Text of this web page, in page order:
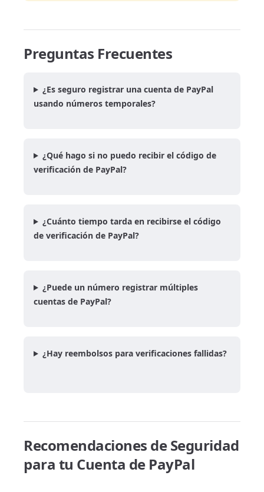
Preguntas Frecuentes
¿Es seguro registrar una cuenta de PayPal
usando números temporales?
¿Qué hago si no puedo recibir el código de
verificación de PayPal?
¿Cuánto tiempo tarda en recibirse el código
de verificación de PayPal?
¿Puede un número registrar múltiples
cuentas de PayPal?
¿Hay reembolsos para verificaciones fallidas?
Recomendaciones de Seguridad
para tu Cuenta de PayPal